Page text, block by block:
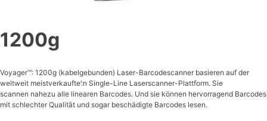
1200g
Voyager™: 1200g (kabelgebunden) Laser-Barcodescanner basieren auf der
weltweit meistverkaufte’:n Single-Line Laserscanner-Plattform. Sie
scannen nahezu alle linearen Barcodes. Und sie können hervorragend Barcodes
mit schlechter Qualität und sogar beschädigte Barcodes lesen.